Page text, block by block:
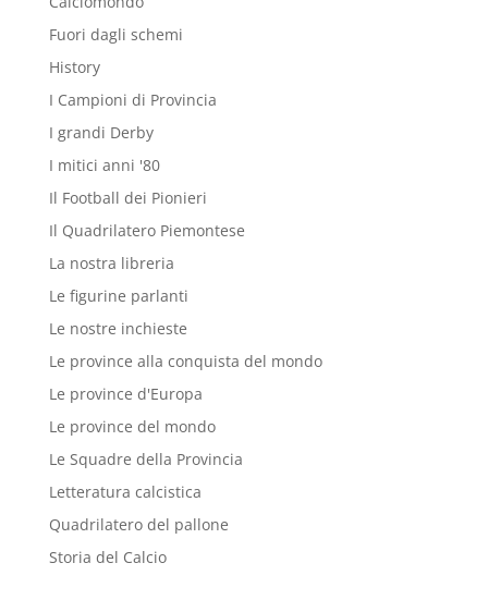
Fuori dagli schemi
History
I Campioni di Provincia
I grandi Derby
I mitici anni '80
Il Football dei Pionieri
Il Quadrilatero Piemontese
La nostra libreria
Le figurine parlanti
Le nostre inchieste
Le province alla conquista del mondo
Le province d'Europa
Le province del mondo
Le Squadre della Provincia
Letteratura calcistica
Quadrilatero del pallone
Storia del Calcio